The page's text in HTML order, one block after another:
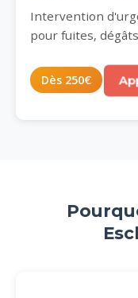
Intervention
pour fuites,
Dès 250€